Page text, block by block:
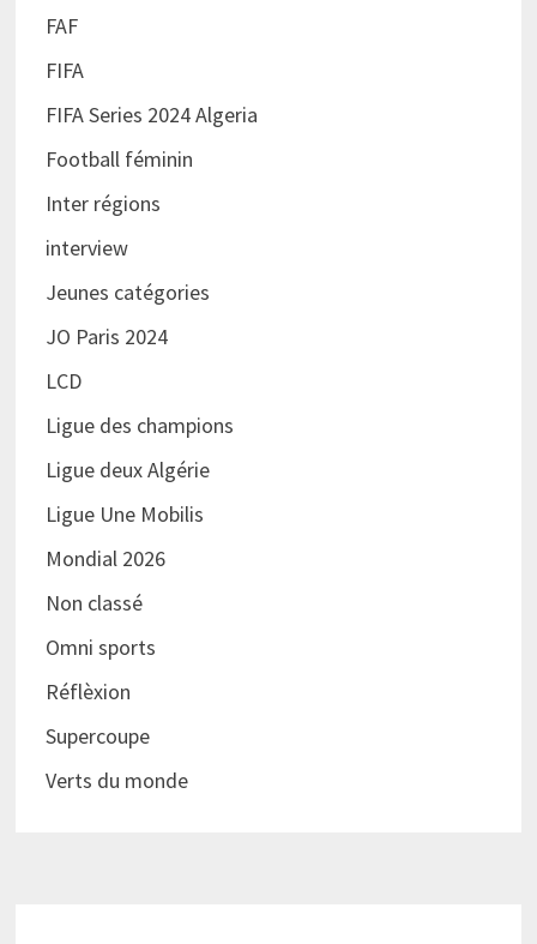
FAF
FIFA
FIFA Series 2024 Algeria
Football féminin
Inter régions
interview
Jeunes catégories
JO Paris 2024
LCD
Ligue des champions
Ligue deux Algérie
Ligue Une Mobilis
Mondial 2026
Non classé
Omni sports
Réflèxion
Supercoupe
Verts du monde